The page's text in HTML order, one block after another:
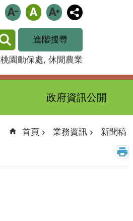
進階搜尋
桃園動保處 休閒農業
政府資訊公開
首頁 業務資訊 新聞稿